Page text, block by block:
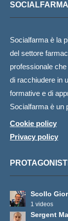
SOCIALFARMA
Socialfarma è la
del settore
professionale
di racchiudere in
formative e di
Socialfarma è un
Cookie policy
Privacy policy
PROTAGONISTI
Scollo
1 videos
Sergent